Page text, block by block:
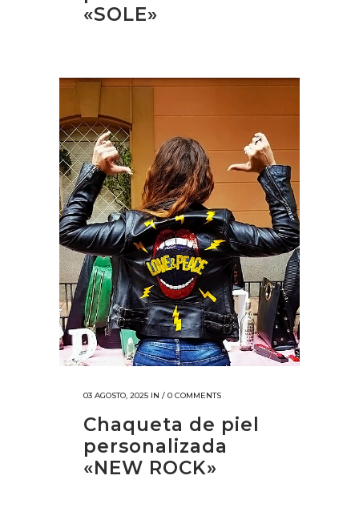
«SOLE»
03 AGOSTO, 2025 IN / 0 COMMENTS
Chaqueta de piel
personalizada
«NEW ROCK»